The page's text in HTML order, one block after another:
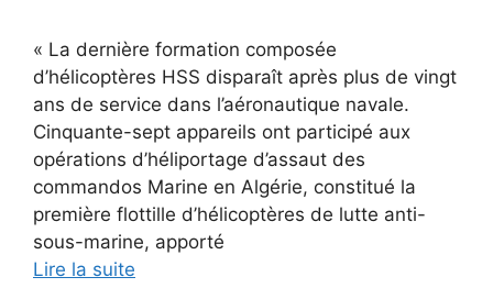
« La dernière formation composée
d’hélicoptères HSS disparaît après plus de vingt
ans de service dans l’aéronautique navale.
Cinquante-sept appareils ont participé aux
opérations d’héliportage d’assaut des
commandos Marine en Algérie, constitué la
première flottille d’hélicoptères de lutte anti-
sous-marine, apporté
Lire la suite